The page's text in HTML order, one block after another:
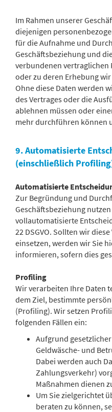
Im Rahmen unserer
diejenigen
für die Aufnahme und
Geschäftsbeziehung und
verbundenen
oder zu deren Erhebung
Ohne diese Daten werden
des Vertrages oder die
ablehnen müssen oder
mehr durchführen können
9. Automatisierte
(einschließlich
Automatisierte
Zur Begründung und
Geschäftsbeziehung
vollautomatisierte
22 DSGVO. Sollten wir
einsetzen, werden wir Sie
informieren, sofern dies
Profiling
Wir verarbeiten Ihre Daten
dem Ziel, bestimmte
(Profiling). Wir setzen
folgenden Fällen ein:
Aufgrund
Geldwäsche- und
Dabei werden auch
Zahlungsverkehr)
Maßnahmen dienen
Um Sie zielgerichtet
beraten zu können,